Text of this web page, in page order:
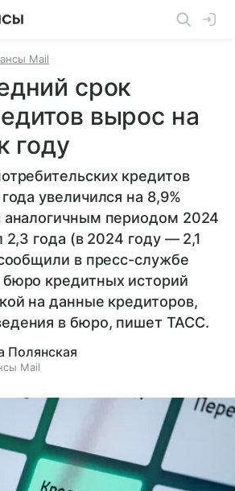
Mail
срок
вырос на
году
кредитов
увеличился на 8,9%
аналогичным периодом 2024
2,3 года (в 2024 году — 2,1
в пресс-службе
кредитных историй
на данные кредиторов,
в бюро, пишет ТАСС.
Полянская
Mail